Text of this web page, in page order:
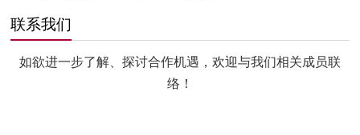
联系我们
如欲进一步了解、探讨合作机遇，欢迎与我们相关成员联
络！